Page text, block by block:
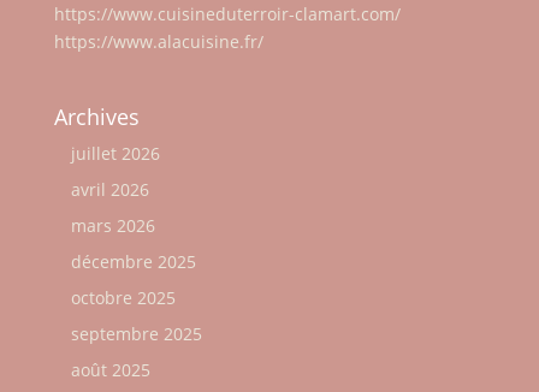
https://www.cuisineduterroir-clamart.com/
https://www.alacuisine.fr/
Archives
juillet 2026
avril 2026
mars 2026
décembre 2025
octobre 2025
septembre 2025
août 2025